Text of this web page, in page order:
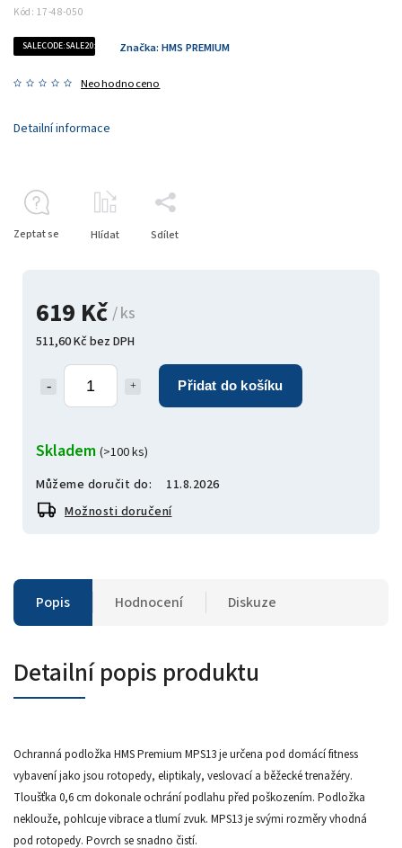
Kód: 17-48-050
SALECODE:SALE20:20:%
Neohodnoceno
Značka: HMS PREMIUM
619 Kč / ks
511,60 Kč bez DPH
Přidat do košíku
Skladem (>100 ks)
Můžeme doručit do:
11.8.2026
Možnosti doručení
Detailní informace
Zeptat se Hlídat Sdílet
Popis Hodnocení Diskuze
Detailní popis produktu
Ochranná podložka HMS Premium MPS13 je určena pod domácí fitness
vybavení jako jsou rotopedy, eliptikaly, veslovací a běžecké trenažéry.
Tloušťka 0,6 cm dokonale ochrání podlahu před poškozením. Podložka
neklouže, pohlcuje vibrace a tlumí zvuk. MPS13 je svými rozměry vhodná
pod rotopedy. Povrch se snadno čistí.